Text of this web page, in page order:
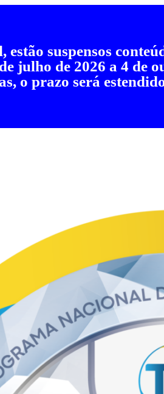
suspensos
julho de 2026 a 4 de
o prazo será
» Relatório de Gestão